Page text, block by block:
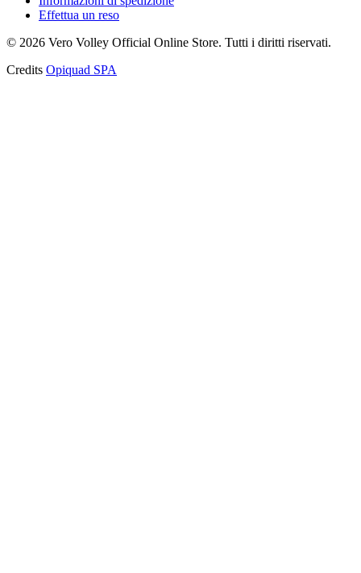
Effettua un reso
© 2026 Vero Volley Official Online Store. Tutti i diritti riservati.
Credits Opiquad SPA